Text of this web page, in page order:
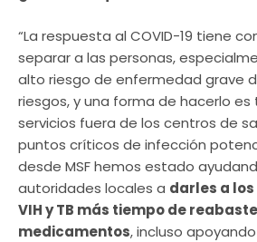
“La respuesta al COVID-19 tiene
separar a las personas,
alto riesgo de enfermedad grave
riesgos, y una forma de hacerlo
servicios fuera de los centros de
puntos críticos de infección
desde MSF hemos estado
autoridades locales a darles a
VIH y TB más tiempo de
medicamentos, incluso